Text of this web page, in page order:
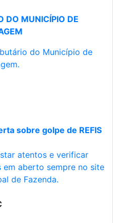
DO MUNICÍPIO DE
do Município de
sobre golpe de REFIS
atentos e verificar
aberto sempre no site
de Fazenda.